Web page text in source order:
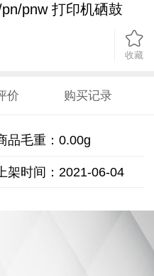
pnw 打印机硒鼓
收藏
价 购买记录
品毛重： 0.00g
上架时间：2021-06-04